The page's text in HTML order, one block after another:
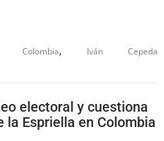
Colombia,
Iván Cepeda
electoral y cuestiona
la Espriella en Colombia